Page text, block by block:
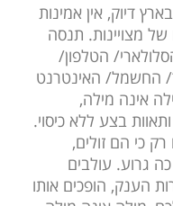
דיוק, אין אמינות
של מצויינות. תנסה
הטלפון/
החשמל/ האינטרנט
אינה מילה,
בצע ללא כיסוי.
כי הם זולים,
גרוע. עולבים
הענק, הופכים אותו